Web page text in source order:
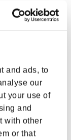
and ads, to
our
your use of
and
with other
or that